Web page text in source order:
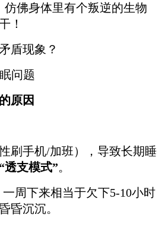
仿佛身体里有个叛逆的生物
！
盾现象？
原因
刷手机/加班），导致长期睡
“透支模式”。
周下来相当于欠下5-10小时
昏沉沉。